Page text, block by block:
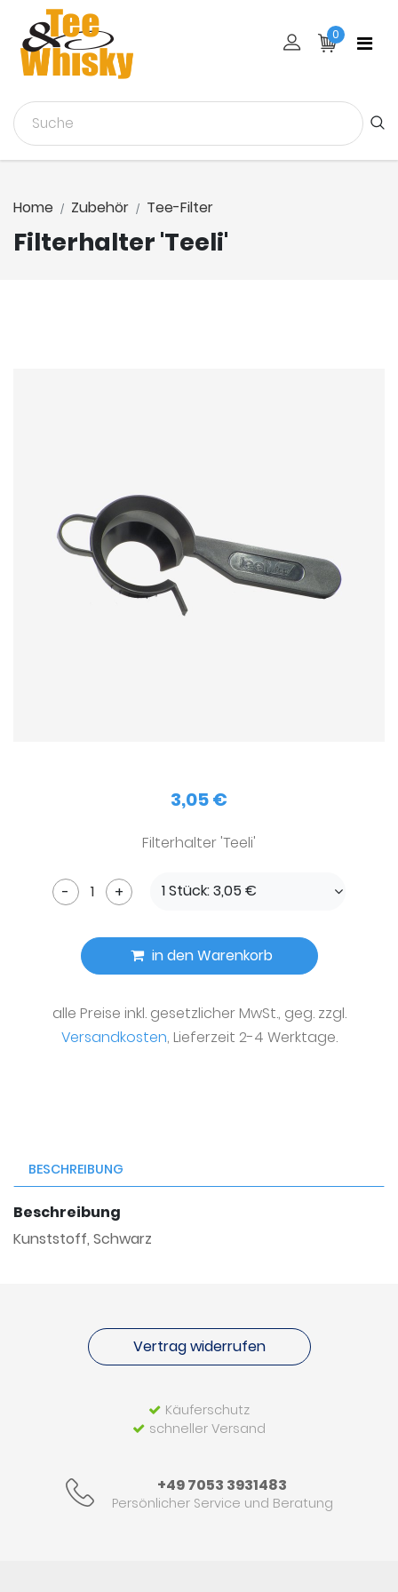
0
Filterhalter 'Teeli'
Home Zubehör Tee-Filter
3,05 €
Filterhalter 'Teeli'
- + 1 Stück: 3,05 €
in den Warenkorb
alle Preise inkl. gesetzlicher MwSt., geg. zzgl.
Versandkosten, Lieferzeit 2-4 Werktage.
BESCHREIBUNG
Beschreibung
Kunststoff, Schwarz
Vertrag widerrufen
Käuferschutz
schneller Versand
+49 7053 3931483
Persönlicher Service und Beratung